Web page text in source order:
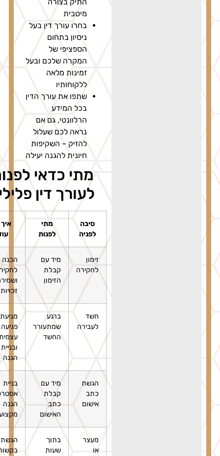
התיק בצורה
מיטבית
בחרו עורך דין בעל
ניסיון בתחום
הספציפי של
המקרה שלכם ובעל
זמינות מלאה
ללקוחותיו
שתפו את עורך הדין
בכל המידע
הרלוונטי, גם אם
נראה לכם שעלול
להזיק – השקיפות
חיונית להגנה יעילה
מתי כדאי לפנות
לעורך דין פלילי?
לפניה
מתי
איך זה
עוזר
לחקירה
קבלת
לחקירה
ושמירה על
שמתעורר
מניעת
פגיעה
עצמית
ובניית
הגנה
מיד עם
כתב
אסטרטגיית
מקצועית
בתוך